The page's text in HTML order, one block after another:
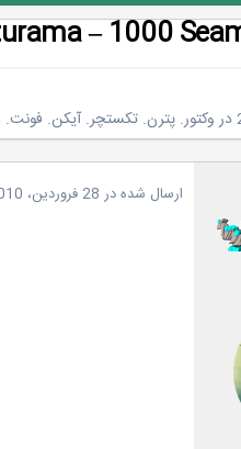
– 1000
دروکتور. پترن. تکستچر. آیکن. فونت. PSD.Brush.Action
ارسال شده در 28 فروردین، 2010